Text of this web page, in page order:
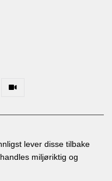
lever disse tilbake
miljøriktig og